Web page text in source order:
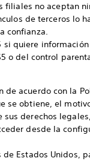
filiales no aceptan
de terceros lo
confianza.
quiere
o del control
acuerdo con la
se obtiene, el
derechos
desde la
Estados Unidos,